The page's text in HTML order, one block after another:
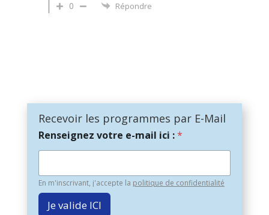
0 Répondre
Recevoir les programmes par E-Mail
Renseignez votre e-mail ici :*
En m'inscrivant, j'accepte la politique de confidentialité
Je valide ICI